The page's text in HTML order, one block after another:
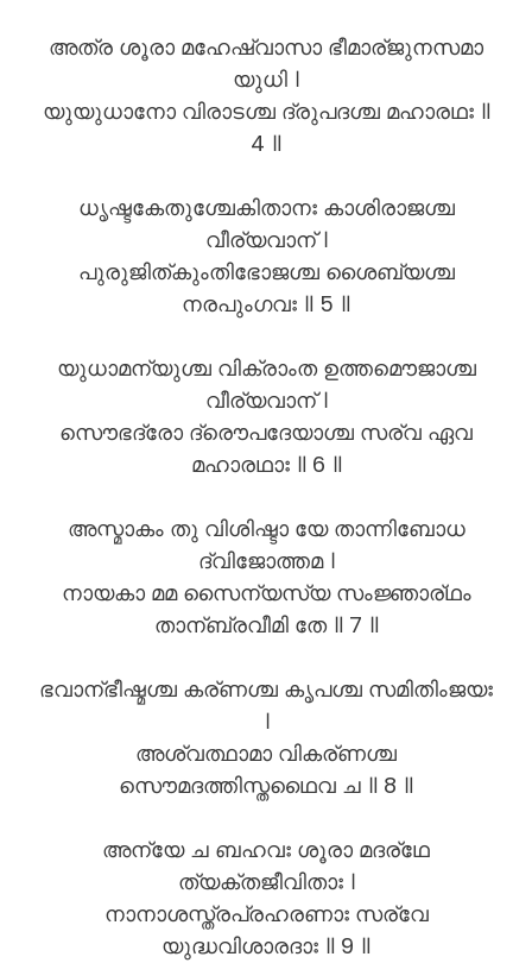
അത്ര ശൂരാ മഹേഷ്വാസാ ഭീമാര്ജുനസമാ
യുധി ।
യുയുധാനോ വിരാടശ്ച ദ്രുപദശ്ച മഹാരഥഃ ॥
4 ॥
ധൃഷ്ടകേതുശ്ചേകിതാനഃ കാശിരാജശ്ച
വീര്യവാന് ।
പുരുജിത്കുംതിഭോജശ്ച ശൈബ്യശ്ച
നരപുംഗവഃ ॥ 5 ॥
യുധാമന്യുശ്ച വിക്രാംത ഉത്തമൌജാശ്ച
വീര്യവാന് ।
സൌഭദ്രോ ദ്രൌപദേയാശ്ച സര്വ ഏവ
മഹാരഥാഃ ॥ 6 ॥
അസ്മാകം തു വിശിഷ്ടാ യേ താന്നിബോധ
ദ്വിജോത്തമ ।
നായകാ മമ സൈന്യസ്യ സംജ്ഞാര്ഥം
താന്ബ്രവീമി തേ ॥ 7 ॥
ഭവാന്ഭീഷ്മശ്ച കര്ണശ്ച കൃപശ്ച സമിതിംജയഃ
।
അശ്വത്ഥാമാ വികര്ണശ്ച
സൌമദത്തിസ്തഥൈവ ച ॥ 8 ॥
അന്യേ ച ബഹവഃ ശൂരാ മദര്ഥേ
ത്യക്തജീവിതാഃ ।
നാനാശസ്ത്രപ്രഹരണാഃ സര്വേ
യുദ്ധവിശാരദാഃ ॥ 9 ॥